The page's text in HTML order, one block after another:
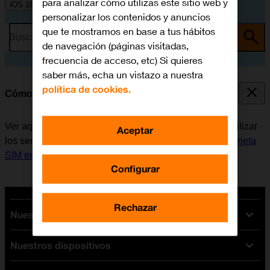
iOS 18
Busca por problema o tema
Cómo encender y apagar el móvil
Ver aquí cómo encender y apagar el móvil. Antes de utilizar
los servicios de la red móvil, es necesario
insertar la tarjeta
SIM en el móvil.
Nuestras tarifas
Tarifas Orange
Tarifas fibra y móvil
Nuestros dispositivos
personalizar los contenidos y anuncios
que te mostramos en base a tus hábitos
de navegación (páginas visitadas,
frecuencia de acceso, etc) Si quieres
saber más, echa un vistazo a nuestra
política de cookies.
Configurar
Rechazar
Aceptar